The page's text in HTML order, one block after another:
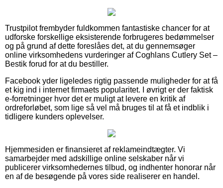
Trustpilot frembyder fuldkommen fantastiske chancer for at
udforske forskellige eksisterende forbrugeres bedømmelser
og på grund af dette foreslåes det, at du gennemsøger
online virksomhedens vurderinger af Coghlans Cutlery Set –
Bestik forud for at du bestiller.
Facebook yder ligeledes rigtig passende muligheder for at få
et kig ind i internet firmaets popularitet. I øvrigt er der faktisk
e-forretninger hvor det er muligt at levere en kritik af
ordreforløbet, som lige så vel må bruges til at få et indblik i
tidligere kunders oplevelser.
Hjemmesiden er finansieret af reklameindtægter. Vi
samarbejder med adskillige online selskaber når vi
publicerer virksomhedernes tilbud, og indhenter honorar når
en af de besøgende på vores side realiserer en handel.